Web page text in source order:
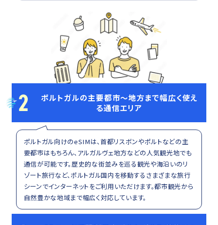
2
ポルトガルの主要都市～地方まで幅広く使え
る通信エリア
ポルトガル向けのeSIMは、首都リスボンやポルトなどの主
要都市はもちろん、アルガルヴェ地方などの人気観光地でも
通信が可能です。歴史的な街並みを巡る観光や海沿いのリ
ゾート旅行など、ポルトガル国内を移動するさまざまな旅行
シーンでインターネットをご利用いただけます。都市観光から
自然豊かな地域まで幅広く対応しています。